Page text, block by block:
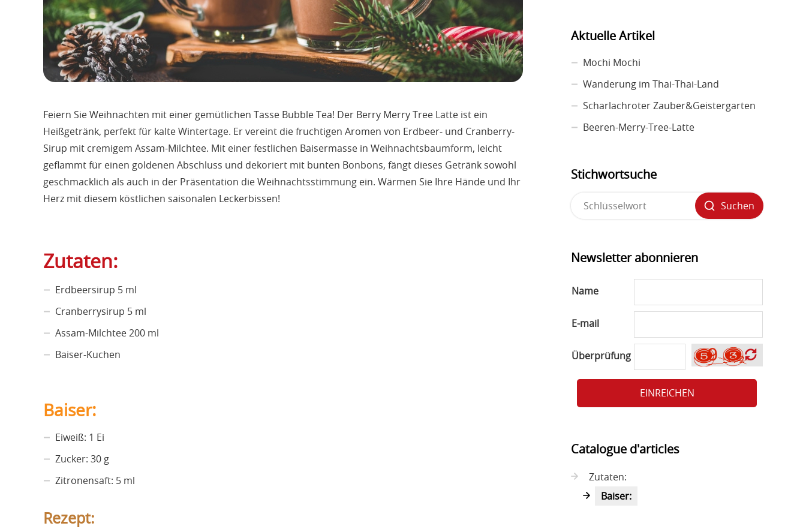
Feiern Sie Weihnachten mit einer gemütlichen Tasse Bubble Tea! Der Berry Merry Tree Latte ist ein
Heißgetränk, perfekt für kalte Wintertage. Er vereint die fruchtigen Aromen von Erdbeer- und Cranberry-
Sirup mit cremigem Assam-Milchtee. Mit einer festlichen Baisermasse in Weihnachtsbaumform, leicht
geflammt für einen goldenen Abschluss und dekoriert mit bunten Bonbons, fängt dieses Getränk sowohl
geschmacklich als auch in der Präsentation die Weihnachtsstimmung ein. Wärmen Sie Ihre Hände und Ihr
Herz mit diesem köstlichen saisonalen Leckerbissen!
Zutaten:
Erdbeersirup 5 ml
Cranberrysirup 5 ml
Assam-Milchtee 200 ml
Baiser-Kuchen
Baiser:
Eiweiß: 1 Ei
Zucker: 30 g
Zitronensaft: 5 ml
Rezept:
Aktuelle Artikel
Mochi Mochi
Wanderung im Thai-Thai-Land
Scharlachroter Zauber&Geistergarten
Beeren-Merry-Tree-Latte
Stichwortsuche
Suchen
Newsletter abonnieren
Name
E-mail
Überprüfung
EINREICHEN
Catalogue d'articles
Zutaten:
Baiser: